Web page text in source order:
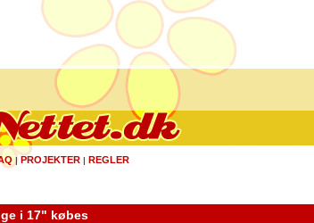
| PROJEKTER | REGLER
i 17" købes